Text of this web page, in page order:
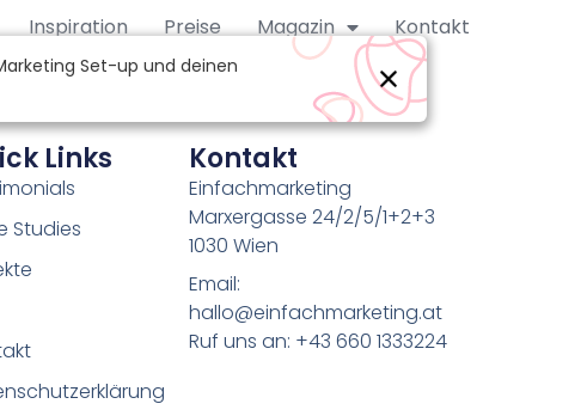
Inspiration Preise Magazin Kontakt
Links
Studies
Kontakt
Einfachmarketing
Marxergasse 24/2/5/1+2+3
1030 Wien
Email:
hallo@einfachmarketing.at
Ruf uns an: +43 660 1333224